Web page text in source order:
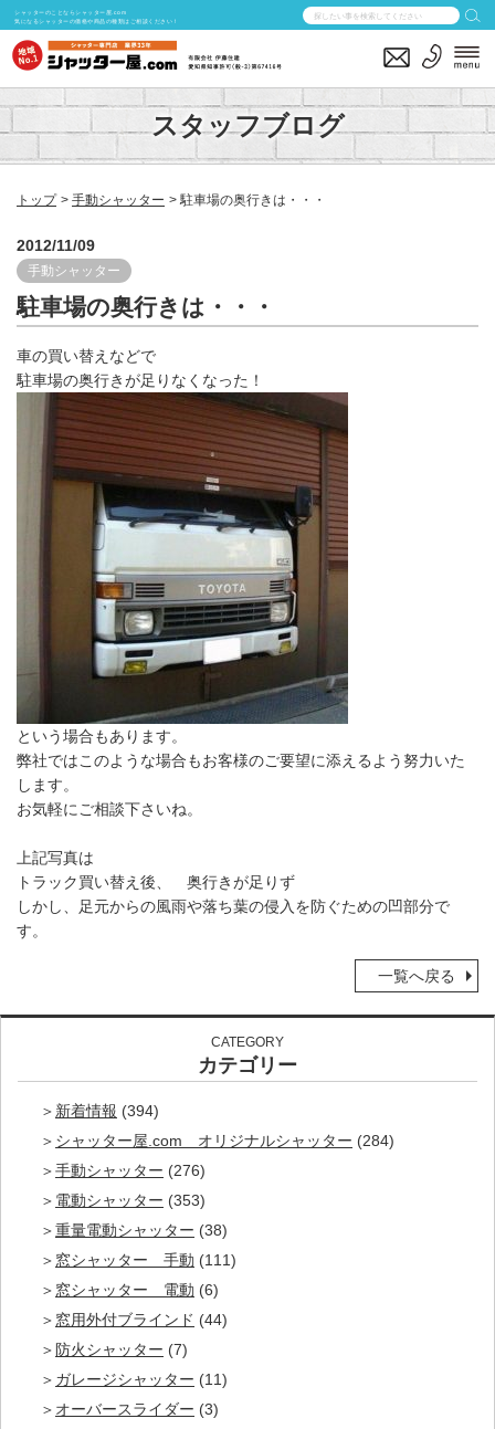
シャッターのことならシャッター屋.com
気になるシャッターの価格や商品の種類はご相談ください！
スタッフブログ
トップ 手動シャッター 駐車場の奥行きは・・・
2012/11/09
手動シャッター
駐車場の奥行きは・・・
車の買い替えなどで
駐車場の奥行きが足りなくなった！
という場合もあります。
弊社ではこのような場合もお客様のご要望に添えるよう努力いた
します。
お気軽にご相談下さいね。
上記写真は
トラック買い替え後、 奥行きが足りず
しかし、足元からの風雨や落ち葉の侵入を防ぐための凹部分で
す。
一覧へ戻る
CATEGORY
カテゴリー
新着情報 (394)
シャッター屋.com オリジナルシャッター (284)
手動シャッター (276)
電動シャッター (353)
重量電動シャッター (38)
窓シャッター 手動 (111)
窓シャッター 電動 (6)
窓用外付ブラインド (44)
防火シャッター (7)
ガレージシャッター (11)
オーバースライダー (3)